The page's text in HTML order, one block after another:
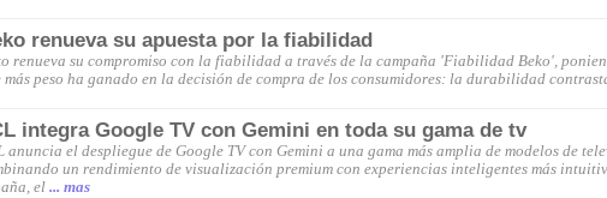
renueva su apuesta por la fiabilidad
renueva su compromiso con la fiabilidad a través de la campaña 'Fiabilidad Beko',
más peso ha ganado en la decisión de compra de los consumidores: la durabilidad
integra Google TV con Gemini en toda su gama de tv
anuncia el despliegue de Google TV con Gemini a una gama más amplia de modelos de
un rendimiento de visualización premium con experiencias inteligentes más
el... mas